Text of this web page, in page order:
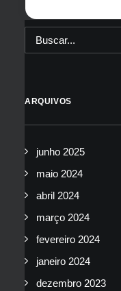
ARQUIVOS
junho 2025
maio 2024
abril 2024
março 2024
fevereiro 2024
janeiro 2024
dezembro 2023